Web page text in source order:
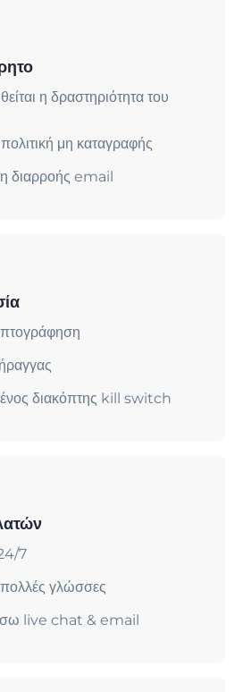
η δραστηριότητα του
μη καταγραφής
διαρροής email
διακόπτης kill switch
7
γλώσσες
live chat & email